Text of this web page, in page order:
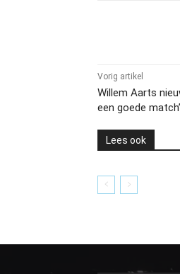
Vorig artikel
Willem Aarts
een goede match’
Lees ook